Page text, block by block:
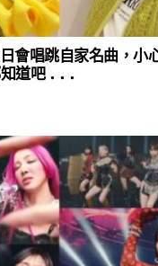
會唱跳自家名曲，小
道吧 . . .